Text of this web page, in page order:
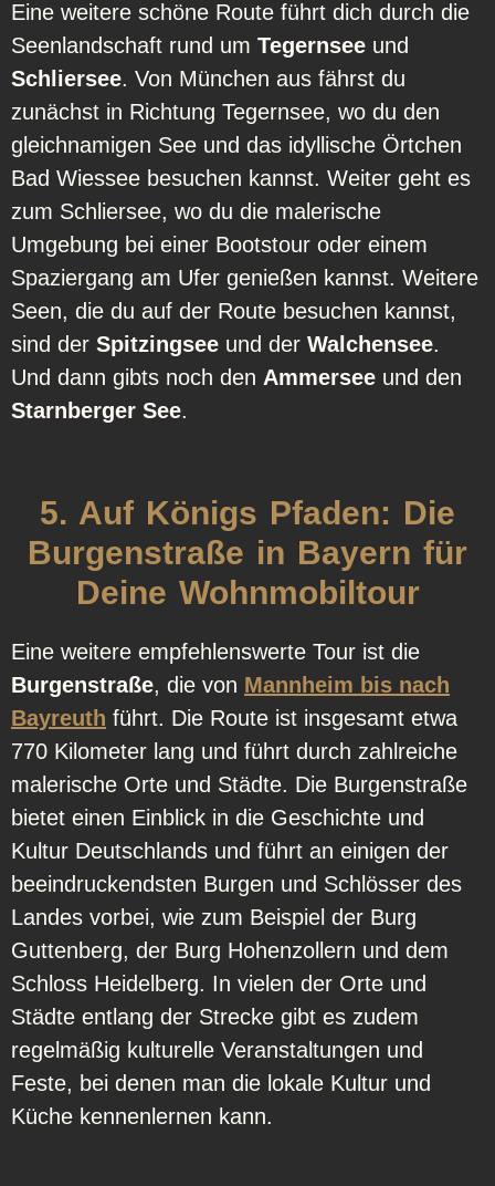
Eine weitere schöne Route führt dich durch die
Seenlandschaft rund um Tegernsee und
Schliersee. Von München aus fährst du
zunächst in Richtung Tegernsee, wo du den
gleichnamigen See und das idyllische Örtchen
Bad Wiessee besuchen kannst. Weiter geht es
zum Schliersee, wo du die malerische
Umgebung bei einer Bootstour oder einem
Spaziergang am Ufer genießen kannst. Weitere
Seen, die du auf der Route besuchen kannst,
sind der Spitzingsee und der Walchensee.
Und dann gibts noch den Ammersee und den
Starnberger See.
5. Auf Königs Pfaden: Die
Burgenstraße in Bayern für
Deine Wohnmobiltour
Eine weitere empfehlenswerte Tour ist die
Burgenstraße, die von Mannheim bis nach
Bayreuth führt. Die Route ist insgesamt etwa
770 Kilometer lang und führt durch zahlreiche
malerische Orte und Städte. Die Burgenstraße
bietet einen Einblick in die Geschichte und
Kultur Deutschlands und führt an einigen der
beeindruckendsten Burgen und Schlösser des
Landes vorbei, wie zum Beispiel der Burg
Guttenberg, der Burg Hohenzollern und dem
Schloss Heidelberg. In vielen der Orte und
Städte entlang der Strecke gibt es zudem
regelmäßig kulturelle Veranstaltungen und
Feste, bei denen man die lokale Kultur und
Küche kennenlernen kann.